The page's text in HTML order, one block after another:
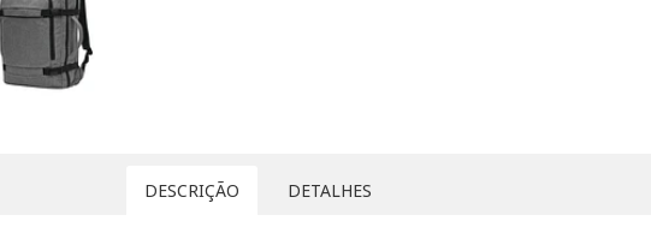
DESCRIÇÃO DETALHES